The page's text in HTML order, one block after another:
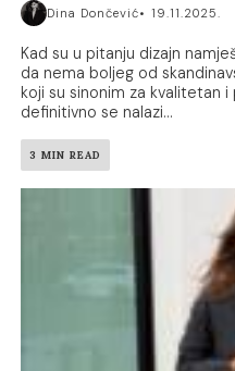
Dina Dončević 19.11.2025.
Kad su u pitanju dizajn
da nema boljeg od
koji su sinonim za kvalitetan
definitivno se nalazi...
3 MIN READ